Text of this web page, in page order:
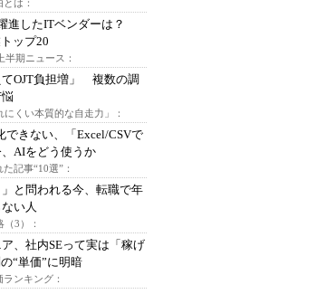
は：
進したITベンダーは？
ップ20
期ニュース：
てOJT負担増」 複数の調
くい本質的な自走力」：
できない、「Excel/CSVで
AIをどう使うか
記事“10選”：
」と問われる今、転職で年
い人
3）：
、社内SEって実は「稼げ
“単価”に明暗
ンキング：